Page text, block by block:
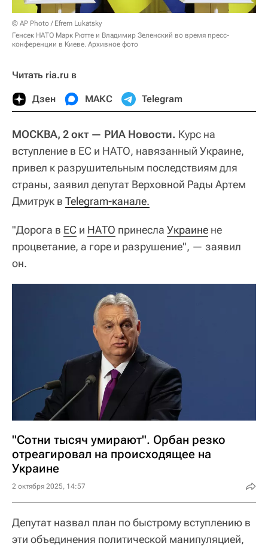
© AP Photo / Efrem Lukatsky
Генсек НАТО Марк Рютте и Владимир Зеленский во время пресс-
конференции в Киеве. Архивное фото
Читать ria.ru в
Дзен МАКС Telegram
МОСКВА, 2 окт — РИА Новости. Курс на
вступление в ЕС и НАТО, навязанный Украине,
привел к разрушительным последствиям для
страны, заявил депутат Верховной Рады Артем
Дмитрук в Telegram-канале.
"Дорога в ЕС и НАТО принесла Украине не
процветание, а горе и разрушение", — заявил
он.
"Сотни тысяч умирают". Орбан резко
отреагировал на происходящее на
Украине
2 октября 2025, 14:57
Депутат назвал план по быстрому вступлению в
эти объединения политической манипуляцией,